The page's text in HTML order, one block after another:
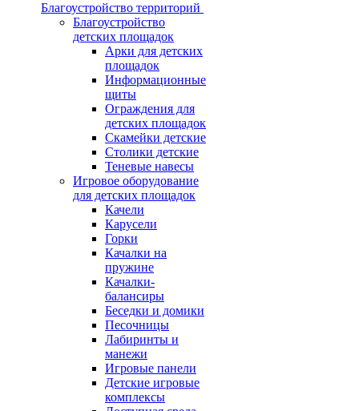
Благоустройство территорий
Благоустройство
детских площадок
Арки для детских
площадок
Информационные
щиты
Ограждения для
детских площадок
Скамейки детские
Столики детские
Теневые навесы
Игровое оборудование
для детских площадок
Качели
Карусели
Горки
Качалки на
пружине
Качалки-
балансиры
Беседки и домики
Песочницы
Лабиринты и
манежи
Игровые панели
Детские игровые
комплексы